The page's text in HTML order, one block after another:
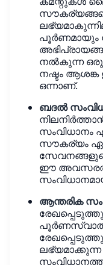
പൂർണമായും
നൽകുന്ന ഒരു
നഷ്ടം ആശങ്ക
ഒന്നാണ്.
ബദൽ
സംവിധാനം
സൗകര്യം
ഈ
ആന്തരിക